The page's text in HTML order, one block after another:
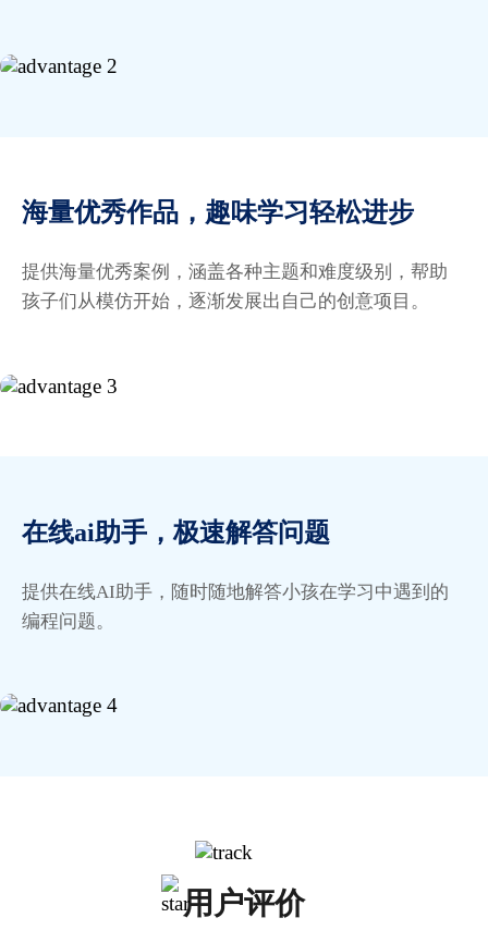
海量优秀作品，趣味学习轻松进步
提供海量优秀案例，涵盖各种主题和难度级别，帮助
孩子们从模仿开始，逐渐发展出自己的创意项目。
在线ai助手，极速解答问题
提供在线AI助手，随时随地解答小孩在学习中遇到的
编程问题。
用户评价
SPman
习，小孩学习了一段时间，逻辑思维提升很明显。
常整洁，逻辑也很清晰。我家孩子特别喜欢这个项
目，还在这个基础上加了好几个关卡了！
作为教师，我发现Scratch的视频教程非常实用，能够
帮助孩子们更好地理解和应用编程知识。